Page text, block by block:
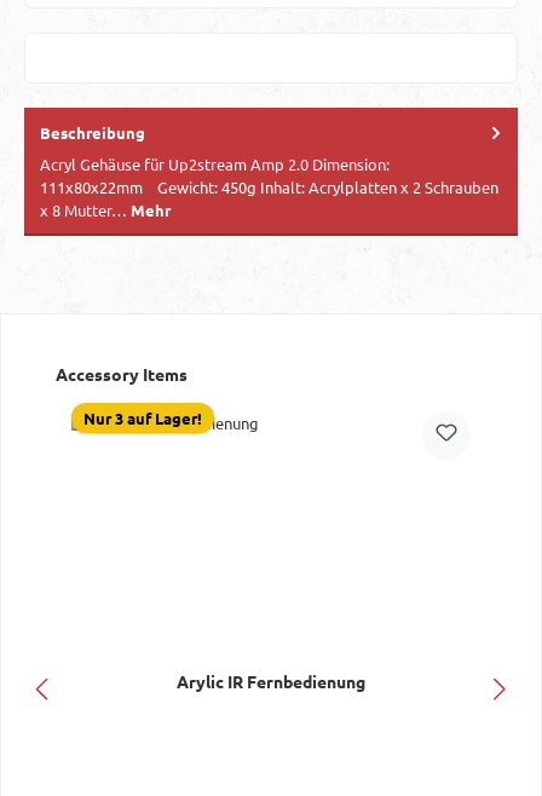
Beschreibung
Acryl Gehäuse für Up2stream Amp 2.0 Dimension:
111x80x22mm Gewicht: 450g Inhalt: Acrylplatten x 2 Schrauben
x 8 Mutter… Mehr
Produktgalerie überspringen
Accessory Items
Nur 3 auf Lager!
Arylic IR Fernbedienung